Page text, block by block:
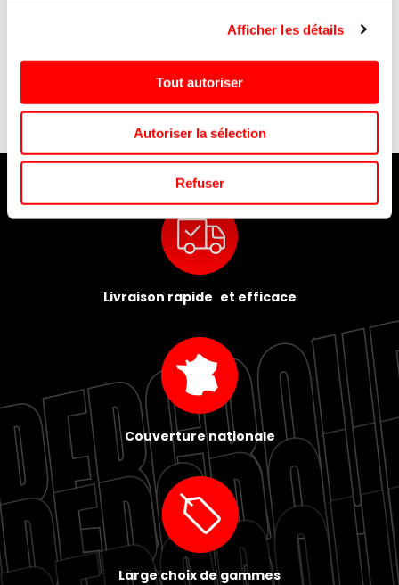
Afficher les détails
Tout autoriser
Autoriser la sélection
Refuser
TWIX TRIPACK BARRE
CHOCO 150G/36
Livraison rapide et efficace
Couverture nationale
Large choix de gammes